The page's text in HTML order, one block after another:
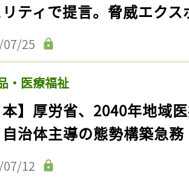
ティで提言。脅威エク
25
・医療福祉
本】厚労省、2040年地域
治体主導の態勢構築急務
12